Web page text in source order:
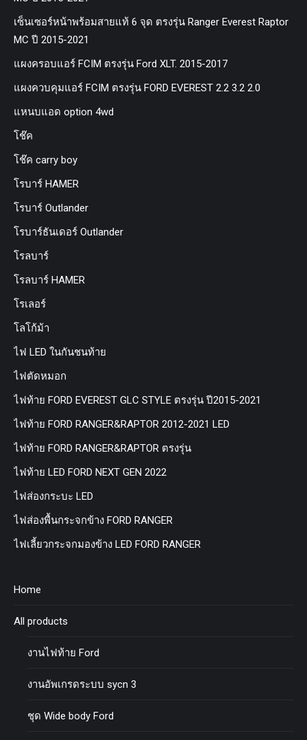
เซ็นเซอร์หน้าพร้อมสายแท้ 6 จุด ตรงรุ่น Ranger Everest Raptor
MC ปี 2015-2021
แผงครอบแอร์ FCIM ตรงรุ่น Ford XLT. 2015-2017
แผงควบคุมแอร์ FCIM ตรงรุ่น FORD EVEREST 2.2 3.2 2.0
แหนบแอด option 4wd
โช๊ค
โช๊ค carry boy
โรบาร์ HAMER
โรบาร์ Outlander
โรบาร์ธันเดอร์ Outlander
โรลบาร์
โรลบาร์ HAMER
โรเลอร์
โลโก้ม้า
ไฟ LED ในกันชนท้าย
ไฟตัดหมอก
ไฟท้าย FORD EVEREST GLC STYLE ตรงรุ่น ปี2015-2021
ไฟท้าย FORD RANGER&RAPTOR 2012-2021 LED
ไฟท้าย FORD RANGER&RAPTOR ตรงรุ่น
ไฟท้าย LED FORD NEXT GEN 2022
ไฟส่องกระบะ LED
ไฟส่องพื้นกระจกข้าง FORD RANGER
ไฟเลี้ยวกระจกมองข้าง LED FORD RANGER
Home
All products
งานไฟท้าย Ford
งานอัพเกรดระบบ sycn 3
ชุด Wide body Ford